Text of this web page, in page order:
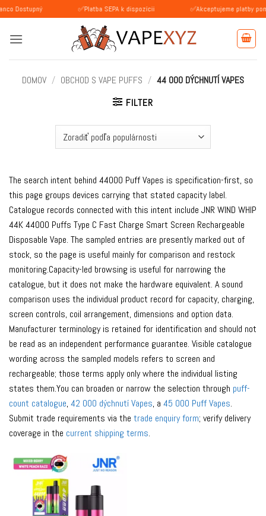
Skip
to
content
✅Platba SEPA k dispozícii ✅Akceptujeme platby pomocou
DOMOV / OBCHOD S VAPE PUFFS / 44 000 DÝCHNUTÍ VAPES
FILTER
The search intent behind 44000 Puff Vapes is specification-first, so
this page groups devices carrying that stated capacity label.
Catalogue records connected with this intent include JNR WIND WHIP
44K 44000 Puffs Type C Fast Charge Smart Screen Rechargeable
Disposable Vape. The sampled entries are presently marked out of
stock, so the page is useful mainly for comparison and restock
monitoring.Capacity-led browsing is useful for narrowing the
catalogue, but it does not make the hardware equivalent. A sound
comparison uses the individual product record for capacity, charging,
screen controls, coil arrangement, dimensions and option data.
Manufacturer terminology is retained for identification and should not
be read as an independent performance guarantee. Visible catalogue
wording across the sampled models refers to screen and
rechargeable; those terms apply only where the individual listing
states them.You can broaden or narrow the selection through puff-
count catalogue, 42 000 dýchnutí Vapes, a 45 000 Puff Vapes.
Submit trade requirements via the trade enquiry form; verify delivery
coverage in the current shipping terms.